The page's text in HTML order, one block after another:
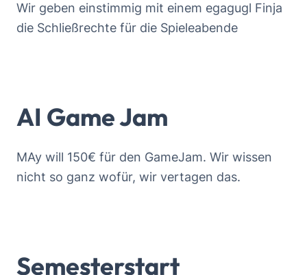
Wir geben einstimmig mit einem egagugl Finja
die Schließrechte für die Spieleabende
AI Game Jam
MAy will 150€ für den GameJam. Wir wissen
nicht so ganz wofür, wir vertagen das.
Semesterstart